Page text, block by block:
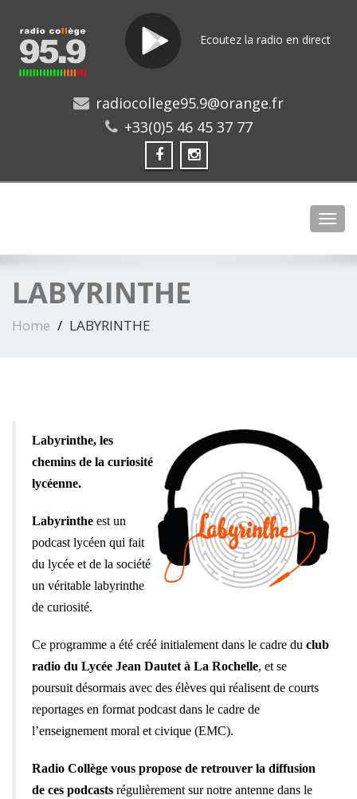
Ecoutez la radio en direct
radiocollege95.9@orange.fr
+33(0)5 46 45 37 77
LABYRINTHE
Home LABYRINTHE
Labyrinthe, les
chemins de la curiosité
lycéenne.
Labyrinthe est un
podcast lycéen qui fait
du lycée et de la société
un véritable labyrinthe
de curiosité.
Ce programme a été créé initialement dans le cadre du club
radio du Lycée Jean Dautet à La Rochelle, et se
poursuit désormais avec des élèves qui réalisent de courts
reportages en format podcast dans le cadre de
l’enseignement moral et civique (EMC).
Radio Collège vous propose de retrouver la diffusion
de ces podcasts régulièrement sur notre antenne dans le